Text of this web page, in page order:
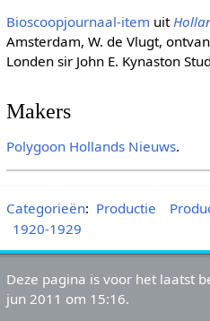
Bioscoopjournaal-item uit
Amsterdam, W. de Vlugt,
Londen sir John E. Kynaston
Makers
Polygoon Hollands Nieuws.
Categorieën: Productie
1920-1929
Deze pagina is voor het laatst
jun 2011 om 15:16.